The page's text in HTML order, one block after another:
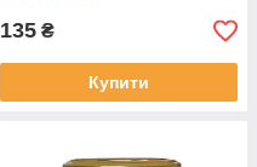
135 ₴
Купити